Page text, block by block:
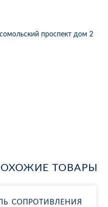
проспект дом 2
ТОВАРЫ
СО­ПРО­ТИВ­ЛЕ­НИЯ